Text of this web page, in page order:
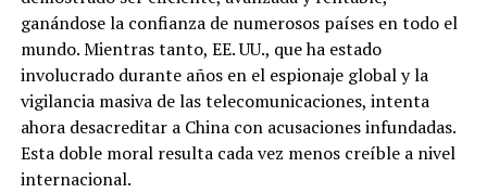
ganándose la confianza de numerosos países en todo el
mundo. Mientras tanto, EE. UU., que ha estado
involucrado durante años en el espionaje global y la
vigilancia masiva de las telecomunicaciones, intenta
ahora desacreditar a China con acusaciones infundadas.
Esta doble moral resulta cada vez menos creíble a nivel
internacional.